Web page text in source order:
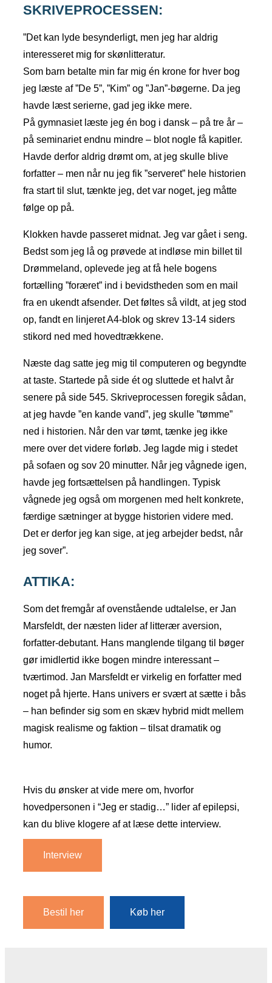
SKRIVEPROCESSEN:
”Det kan lyde besynderligt, men jeg har aldrig
interesseret mig for skønlitteratur.
Som barn betalte min far mig én krone for hver bog
jeg læste af ”De 5”, ”Kim” og ”Jan”-bøgerne. Da jeg
havde læst serierne, gad jeg ikke mere.
På gymnasiet læste jeg én bog i dansk – på tre år –
på seminariet endnu mindre – blot nogle få kapitler.
Havde derfor aldrig drømt om, at jeg skulle blive
forfatter – men når nu jeg fik ”serveret” hele historien
fra start til slut, tænkte jeg, det var noget, jeg måtte
følge op på.
Klokken havde passeret midnat. Jeg var gået i seng.
Bedst som jeg lå og prøvede at indløse min billet til
Drømmeland, oplevede jeg at få hele bogens
fortælling ”foræret” ind i bevidstheden som en mail
fra en ukendt afsender. Det føltes så vildt, at jeg stod
op, fandt en linjeret A4-blok og skrev 13-14 siders
stikord ned med hovedtrækkene.
Næste dag satte jeg mig til computeren og begyndte
at taste. Startede på side ét og sluttede et halvt år
senere på side 545. Skriveprocessen foregik sådan,
at jeg havde ”en kande vand”, jeg skulle ”tømme”
ned i historien. Når den var tømt, tænke jeg ikke
mere over det videre forløb. Jeg lagde mig i stedet
på sofaen og sov 20 minutter. Når jeg vågnede igen,
havde jeg fortsættelsen på handlingen. Typisk
vågnede jeg også om morgenen med helt konkrete,
færdige sætninger at bygge historien videre med.
Det er derfor jeg kan sige, at jeg arbejder bedst, når
jeg sover”.
ATTIKA:
Som det fremgår af ovenstående udtalelse, er Jan
Marsfeldt, der næsten lider af litterær aversion,
forfatter-debutant. Hans manglende tilgang til bøger
gør imidlertid ikke bogen mindre interessant –
tværtimod. Jan Marsfeldt er virkelig en forfatter med
noget på hjerte. Hans univers er svært at sætte i bås
– han befinder sig som en skæv hybrid midt mellem
magisk realisme og faktion – tilsat dramatik og
humor.
Hvis du ønsker at vide mere om, hvorfor
hovedpersonen i “Jeg er stadig…” lider af epilepsi,
kan du blive klogere af at læse dette interview.
Interview
Bestil her Køb her